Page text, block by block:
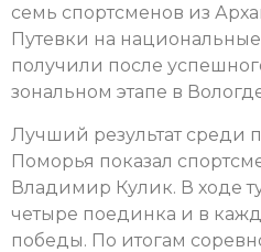
семь спортсменов из
Путевки на
получили после
зональном этапе в
Лучший результат среди
Поморья показал
Владимир Кулик. В ходе
четыре поединка и в
победы. По итогам